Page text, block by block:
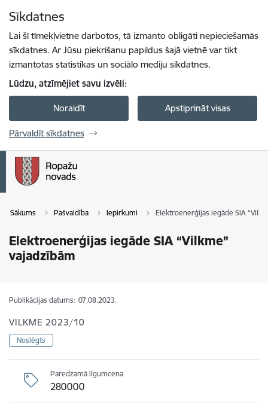
Sīkdatnes
Lai šī tīmekļvietne darbotos, tā izmanto obligāti nepieciešamās
sīkdatnes. Ar Jūsu piekrišanu papildus šajā vietnē var tikt
izmantotas statistikas un sociālo mediju sīkdatnes.
Lūdzu, atzīmējiet savu izvēli:
Noraidīt Apstiprināt visas
Pārvaldīt sīkdatnes
Sākums Pašvaldība Iepirkumi Elektroenerģijas iegāde SIA
Elektroenerģijas iegāde SIA “Vilkme”
vajadzībām
Publikācijas datums: 07.08.2023.
VILKME 2023/10
Noslēgts
Paredzamā līgumcena
280000